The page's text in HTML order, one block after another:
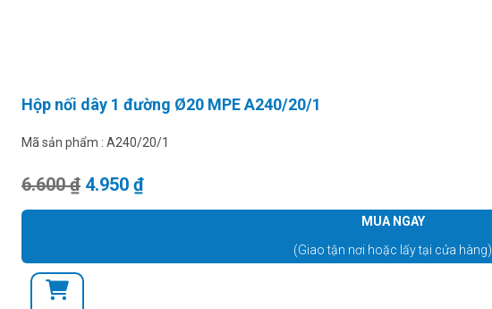
Hộp nối dây 1 đường Ø20 MPE A240/20/1
Mã sản phẩm : A240/20/1
6.600₫ Giá gốc là: 6.600 ₫.
4.950 ₫Giá hiện tại là: 4.950 ₫.
MUA NGAY
(Giao tận nơi hoặc lấy tại cửa hàng)